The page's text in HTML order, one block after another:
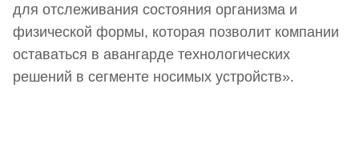
для отслеживания состояния организма и
физической формы, которая позволит компании
оставаться в авангарде технологических
решений в сегменте носимых устройств».